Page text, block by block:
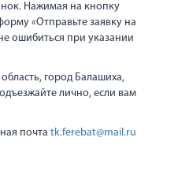
Нажимая на кнопку
«Отправьте заявку на
ошибиться при указании
город Балашиха,
лично, если вам
почта tk.ferebat@mail.ru